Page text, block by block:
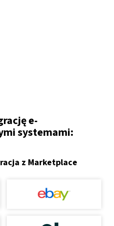
e-
systemami:
z Marketplace